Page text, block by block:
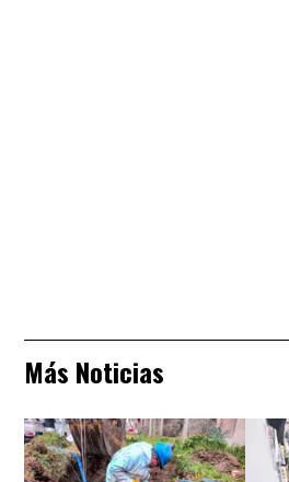
Más Noticias